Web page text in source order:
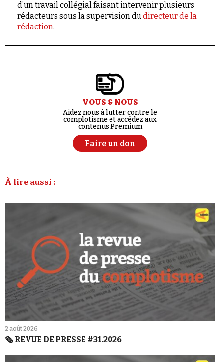
d’un travail collégial faisant intervenir plusieurs
rédacteurs sous la supervision dudirecteur de la
rédaction.
VOUS & NOUS
Aidez nous à lutter contre le
complotisme et accédez aux
contenus Premium
Faire un don
À lire aussi :
2 août 2026
🗞️ REVUE DE PRESSE #31.2026